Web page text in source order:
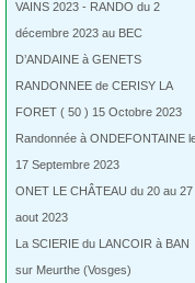
VAINS 2023 - RANDO du 2
décembre 2023 au BEC
D’ANDAINE à GENETS
RANDONNEE de CERISY LA
FORET ( 50 ) 15 Octobre 2023
Randonnée à ONDEFONTAINE
17 Septembre 2023
ONET LE CHÂTEAU du 20 au 27
aout 2023
La SCIERIE du LANCOIR à BAN
sur Meurthe (Vosges)